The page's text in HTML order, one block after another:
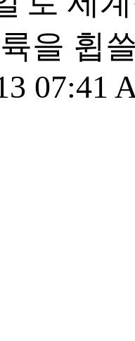
을 휩
07:41